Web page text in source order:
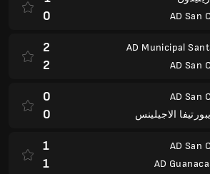
AD San
0
AD Municipal
AD San
2
2
AD San
الاجيلينس
0
0
AD San
AD
1
1